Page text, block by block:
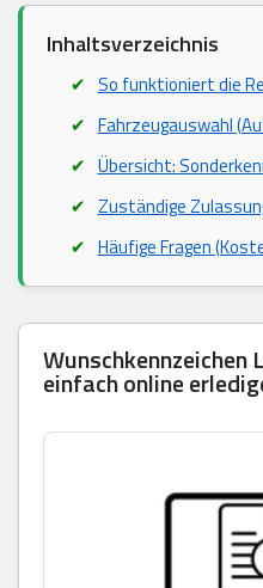
Inhaltsverzeichnis
So funktioniert die
Fahrzeugauswahl
Übersicht:
Zuständige
Häufige Fragen
Wunschkennzeichen
einfach online